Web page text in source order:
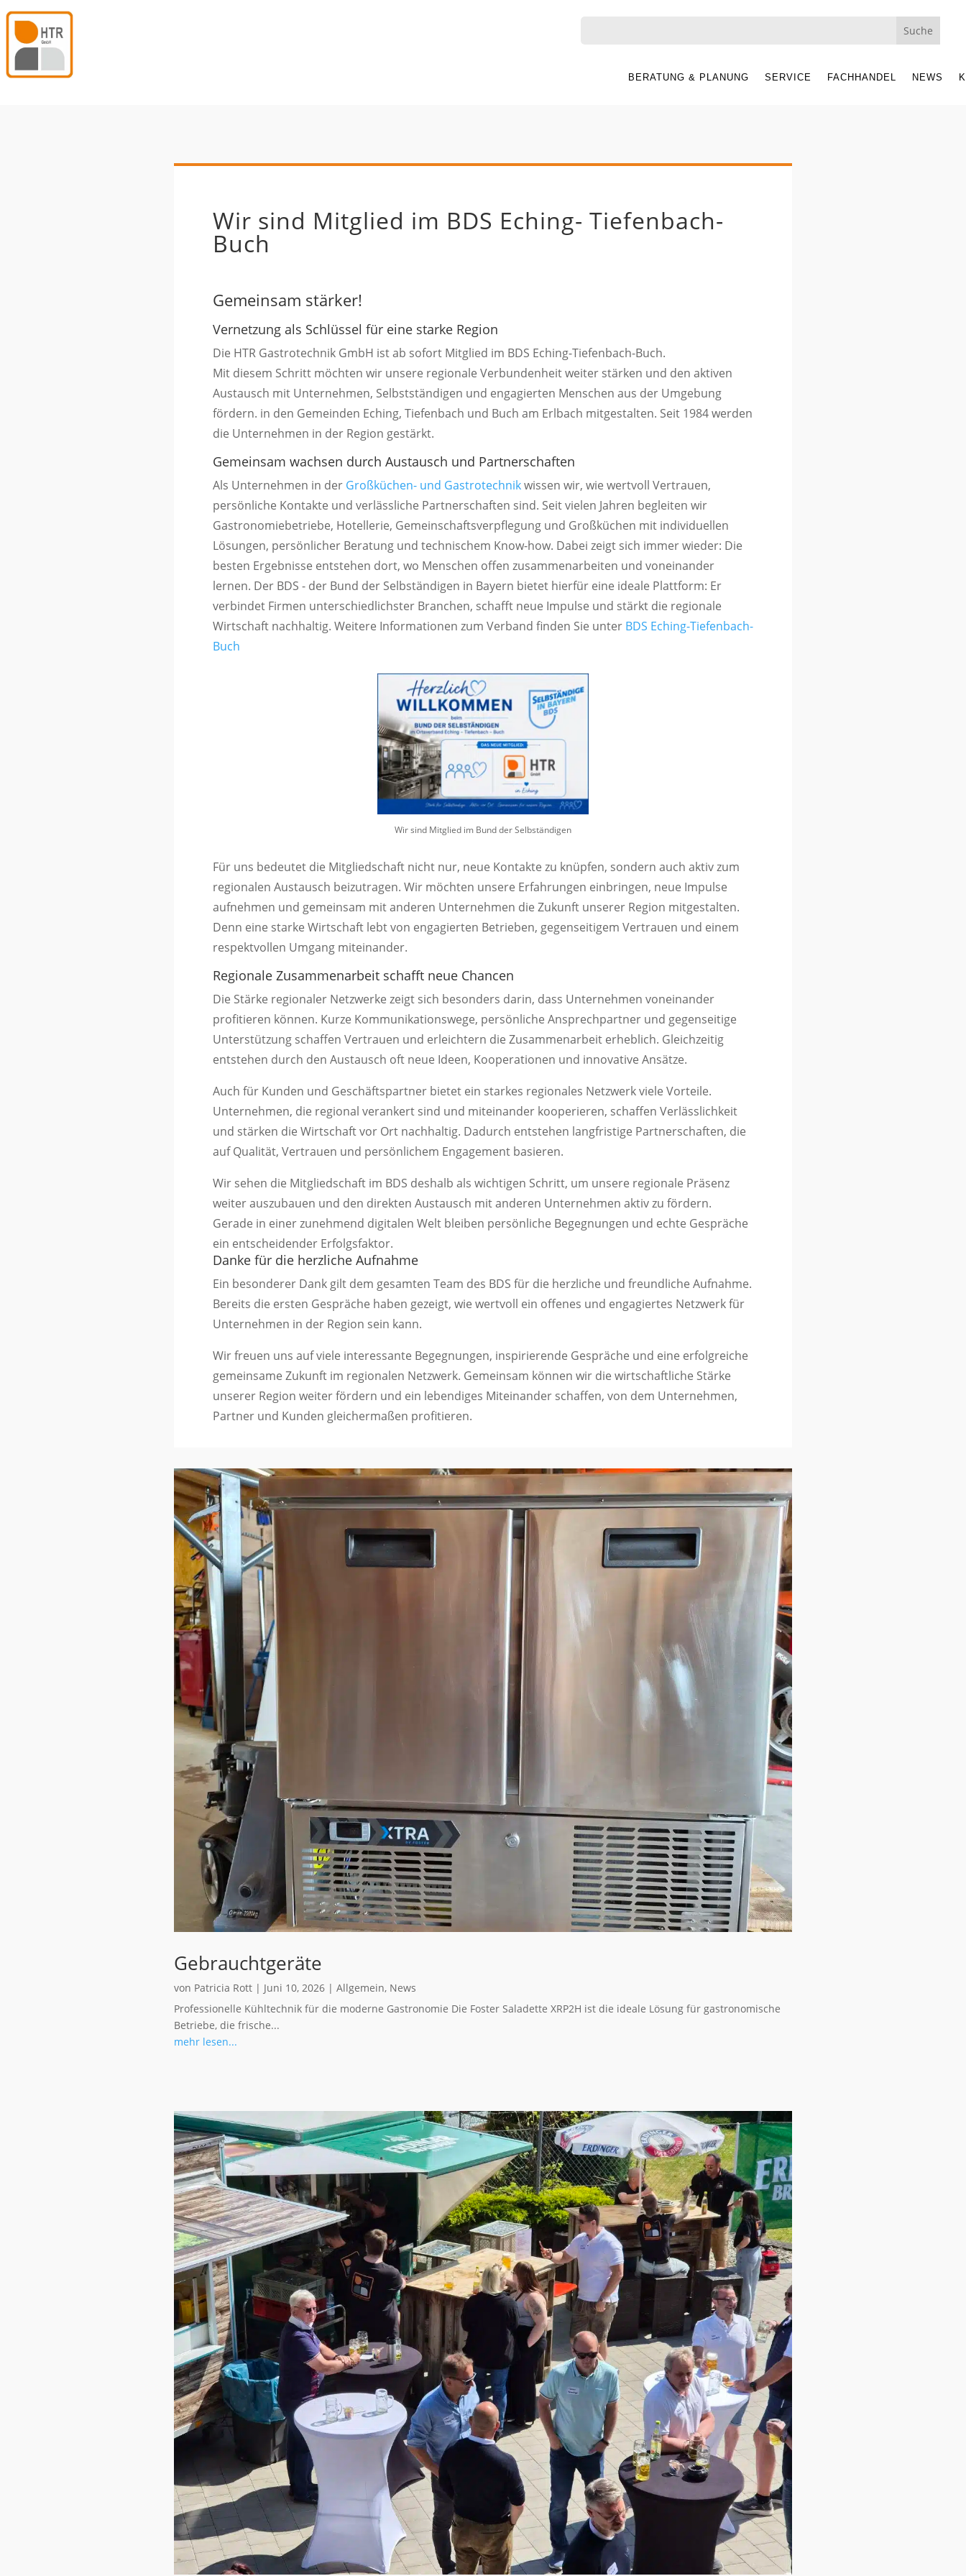
BERATUNG & PLANUNG SERVICE FACHHANDEL NEWS
Wir sind Mitglied im BDS Eching- Tiefenbach-
Buch
Gemeinsam stärker!
Vernetzung als Schlüssel für eine starke Region
Die HTR Gastrotechnik GmbH ist ab sofort Mitglied im BDS Eching-Tiefenbach-Buch.
Mit diesem Schritt möchten wir unsere regionale Verbundenheit weiter stärken und den aktiven
Austausch mit Unternehmen, Selbstständigen und engagierten Menschen aus der Umgebung
fördern. in den Gemeinden Eching, Tiefenbach und Buch am Erlbach mitgestalten. Seit 1984 werden
die Unternehmen in der Region gestärkt.
Gemeinsam wachsen durch Austausch und Partnerschaften
Als Unternehmen in der Großküchen- und Gastrotechnikwissen wir, wie wertvoll Vertrauen,
persönliche Kontakte und verlässliche Partnerschaften sind. Seit vielen Jahren begleiten wir
Gastronomiebetriebe, Hotellerie, Gemeinschaftsverpflegung und Großküchen mit individuellen
Lösungen, persönlicher Beratung und technischem Know-how. Dabei zeigt sich immer wieder: Die
besten Ergebnisse entstehen dort, wo Menschen offen zusammenarbeiten und voneinander
lernen. Der BDS - der Bund der Selbständigen in Bayern bietet hierfür eine ideale Plattform: Er
verbindet Firmen unterschiedlichster Branchen, schafft neue Impulse und stärkt die regionale
Wirtschaft nachhaltig. Weitere Informationen zum Verband finden Sie unter BDS Eching-Tiefenbach-
Buch
Wir sind Mitglied im Bund der Selbständigen
Für uns bedeutet die Mitgliedschaft nicht nur, neue Kontakte zu knüpfen, sondern auch aktiv zum
regionalen Austausch beizutragen. Wir möchten unsere Erfahrungen einbringen, neue Impulse
aufnehmen und gemeinsam mit anderen Unternehmen die Zukunft unserer Region mitgestalten.
Denn eine starke Wirtschaft lebt von engagierten Betrieben, gegenseitigem Vertrauen und einem
respektvollen Umgang miteinander.
Regionale Zusammenarbeit schafft neue Chancen
Die Stärke regionaler Netzwerke zeigt sich besonders darin, dass Unternehmen voneinander
profitieren können. Kurze Kommunikationswege, persönliche Ansprechpartner und gegenseitige
Unterstützung schaffen Vertrauen und erleichtern die Zusammenarbeit erheblich. Gleichzeitig
entstehen durch den Austausch oft neue Ideen, Kooperationen und innovative Ansätze.
Auch für Kunden und Geschäftspartner bietet ein starkes regionales Netzwerk viele Vorteile.
Unternehmen, die regional verankert sind und miteinander kooperieren, schaffen Verlässlichkeit
und stärken die Wirtschaft vor Ort nachhaltig. Dadurch entstehen langfristige Partnerschaften, die
auf Qualität, Vertrauen und persönlichem Engagement basieren.
Wir sehen die Mitgliedschaft im BDS deshalb als wichtigen Schritt, um unsere regionale Präsenz
weiter auszubauen und den direkten Austausch mit anderen Unternehmen aktiv zu fördern.
Gerade in einer zunehmend digitalen Welt bleiben persönliche Begegnungen und echte Gespräche
ein entscheidender Erfolgsfaktor.
Danke für die herzliche Aufnahme
Ein besonderer Dank gilt dem gesamten Team des BDS für die herzliche und freundliche Aufnahme.
Bereits die ersten Gespräche haben gezeigt, wie wertvoll ein offenes und engagiertes Netzwerk für
Unternehmen in der Region sein kann.
Wir freuen uns auf viele interessante Begegnungen, inspirierende Gespräche und eine erfolgreiche
gemeinsame Zukunft im regionalen Netzwerk. Gemeinsam können wir die wirtschaftliche Stärke
unserer Region weiter fördern und ein lebendiges Miteinander schaffen, von dem Unternehmen,
Partner und Kunden gleichermaßen profitieren.
Gebrauchtgeräte
von Patricia Rott| Juni 10, 2026| Allgemein, News
Professionelle Kühltechnik für die moderne Gastronomie Die Foster Saladette XRP2H ist die ideale Lösung für gastronomische
Betriebe, die frische...
mehr lesen...